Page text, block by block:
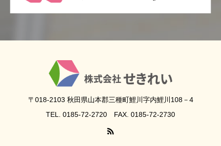
〒018-2103 秋田県山本郡三種町鯉川字内鯉川108－4
TEL. 0185-72-2720 FAX. 0185-72-2730